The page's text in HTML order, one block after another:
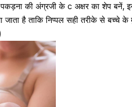
की अंग्रजी के c अक्षर का शेप बनें,
जाता है ताकि निप्पल सही तरीके से